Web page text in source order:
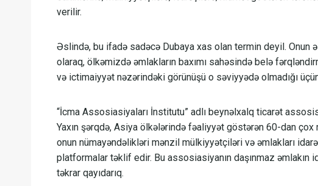
verilir.
Əslində, bu ifadə sadəcə Dubaya xas olan termin deyil. Onun
olaraq, ölkəmizdə əmlakların baxımı sahəsində belə
və ictimaiyyət nəzərindəki görünüşü o səviyyədə olmadığı
“İcma Assosiasiyaları İnstitutu” adlı beynəlxalq ticarət
Yaxın şərqdə, Asiya ölkələrində fəaliyyət göstərən 60-dan
onun nümayəndəlikləri mənzil mülkiyyətçiləri və əmlakları
platformalar təklif edir. Bu assosiasiyanın daşınmaz
təkrar qayıdarıq.